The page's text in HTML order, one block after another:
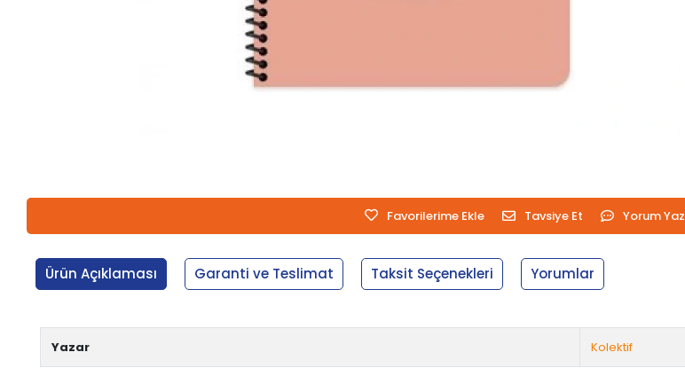
Favorilerime Ekle Tavsiye Et Yorum Yaz
Ürün Açıklaması Garanti ve Teslimat Taksit Seçenekleri Yorumlar
Yazar Kolektif